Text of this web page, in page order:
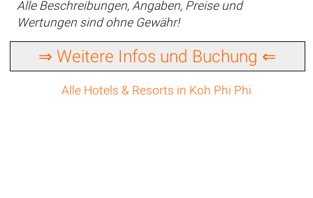
Alle Beschreibungen, Angaben, Preise und
Wertungen sind ohne Gewähr!
⇒ Weitere Infos und Buchung ⇐
Alle Hotels & Resorts in Koh Phi Phi